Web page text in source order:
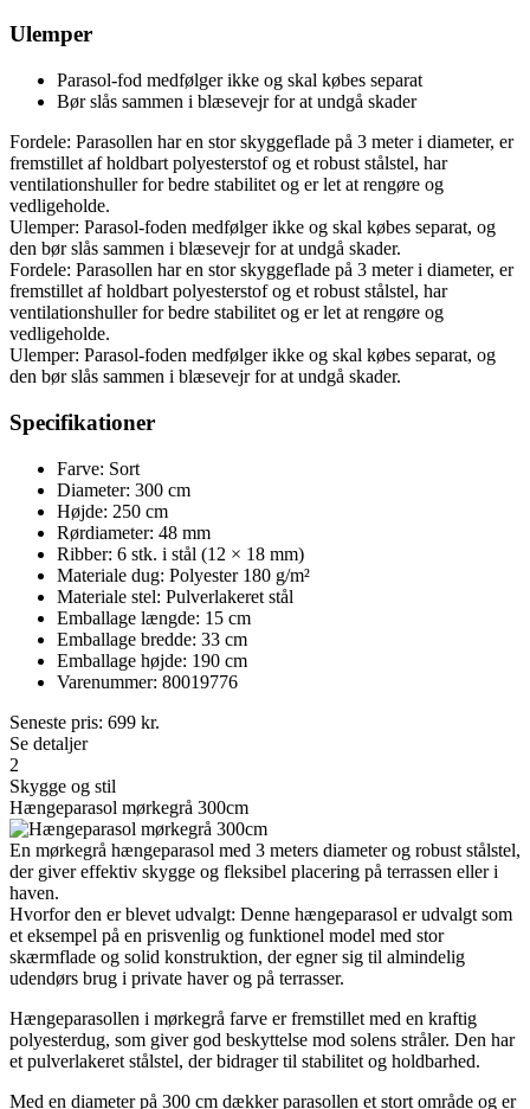
Ulemper
Parasol-fod medfølger ikke og skal købes separat
Bør slås sammen i blæsevejr for at undgå skader
Fordele: Parasollen har en stor skyggeflade på 3 meter i diameter, er
fremstillet af holdbart polyesterstof og et robust stålstel, har
ventilationshuller for bedre stabilitet og er let at rengøre og
vedligeholde.
Ulemper: Parasol-foden medfølger ikke og skal købes separat, og
den bør slås sammen i blæsevejr for at undgå skader.
Fordele: Parasollen har en stor skyggeflade på 3 meter i diameter, er
fremstillet af holdbart polyesterstof og et robust stålstel, har
ventilationshuller for bedre stabilitet og er let at rengøre og
vedligeholde.
Ulemper: Parasol-foden medfølger ikke og skal købes separat, og
den bør slås sammen i blæsevejr for at undgå skader.
Specifikationer
Farve: Sort
Diameter: 300 cm
Højde: 250 cm
Rørdiameter: 48 mm
Ribber: 6 stk. i stål (12 × 18 mm)
Materiale dug: Polyester 180 g/m²
Materiale stel: Pulverlakeret stål
Emballage længde: 15 cm
Emballage bredde: 33 cm
Emballage højde: 190 cm
Varenummer: 80019776
Seneste pris: 699 kr.
Se detaljer
2
Skygge og stil
Hængeparasol mørkegrå 300cm
En mørkegrå hængeparasol med 3 meters diameter og robust stålstel,
der giver effektiv skygge og fleksibel placering på terrassen eller i
haven.
Hvorfor den er blevet udvalgt: Denne hængeparasol er udvalgt som
et eksempel på en prisvenlig og funktionel model med stor
skærmflade og solid konstruktion, der egner sig til almindelig
udendørs brug i private haver og på terrasser.
Hængeparasollen i mørkegrå farve er fremstillet med en kraftig
polyesterdug, som giver god beskyttelse mod solens stråler. Den har
et pulverlakeret stålstel, der bidrager til stabilitet og holdbarhed.
Med en diameter på 300 cm dækker parasollen et stort område og er